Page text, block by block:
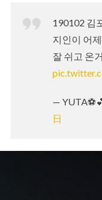
190102 김
지인이 어
잘 쉬고 온
—
日